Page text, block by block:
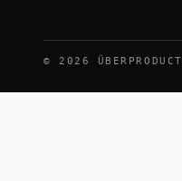
© 2026 ÜBERPRODUCT